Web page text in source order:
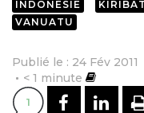
INDONÉSIE
VANUATU
Publié le : 24 Fév 2011
< 1 minute
1